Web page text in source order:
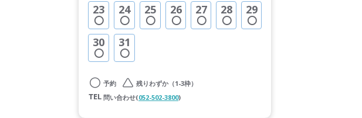
23 24 25 26 27 28 29
30 31
予約
残りわずか（1-3枠）
問い合わせ(052-502-3800)